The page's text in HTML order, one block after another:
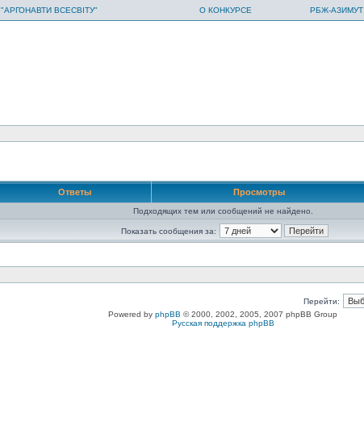
"АРГОНАВТИ ВСЕСВІТУ" О КОНКУРСЕ РБЖ-АЗИМУТ
Ответы Просмотры
Подходящих тем или сообщений не найдено.
Показать сообщения за:
Перейти:
Powered by phpBB © 2000, 2002, 2005, 2007 phpBB Group
Русская поддержка phpBB